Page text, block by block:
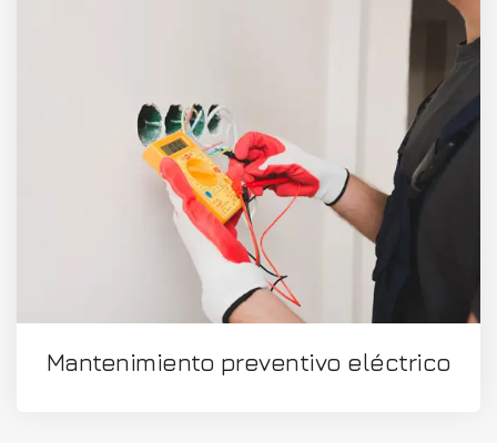
Mantenimiento preventivo eléctrico